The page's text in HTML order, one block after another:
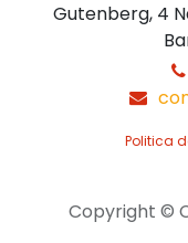
Gutenberg, 4
Politica
Copyright ©